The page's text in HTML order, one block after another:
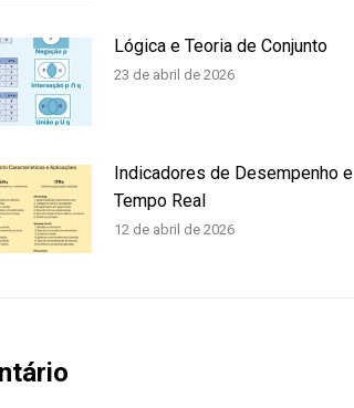
Lógica e Teoria de Conjunto
23 de abril de 2026
Indicadores de Desempenho e
Tempo Real
12 de abril de 2026